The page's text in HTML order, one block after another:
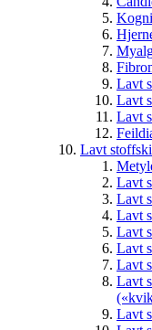
Lavt
Lavt
Lavt
Lavt
Lavt
Lavt
Lavt
Lavt
Lavt
Lavt
Lavt
Lavt